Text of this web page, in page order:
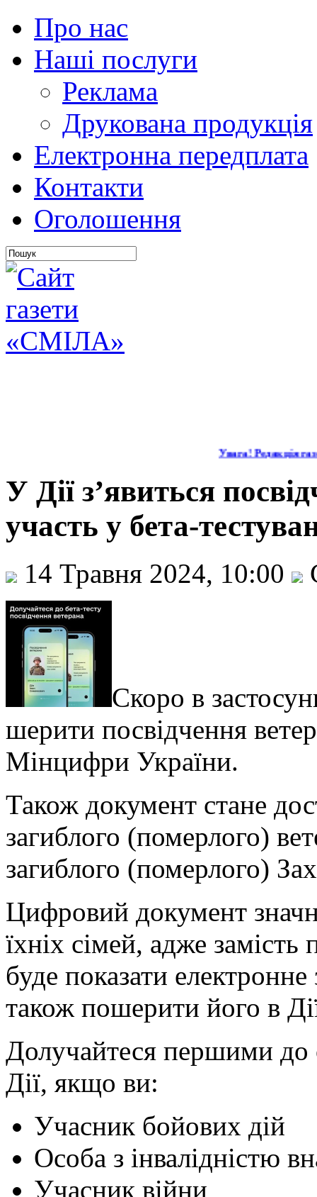
Про нас
Наші послуги
Реклама
Друкована продукція
Електронна передплата
Контакти
Оголошення
Увага! Редакція
У Дії з’явиться
участь у бета-
14 Травня 2024, 10:00
Скоро в
шерити посвідчення
Мінцифри України.
Також документ стане
загиблого (померлого)
загиблого (померлого)
Цифровий документ
їхніх сімей, адже
буде показати
також пошерити його в
Долучайтеся першими до
Дії, якщо ви:
Учасник бойових дій
Особа з інвалідністю
Учасник війни